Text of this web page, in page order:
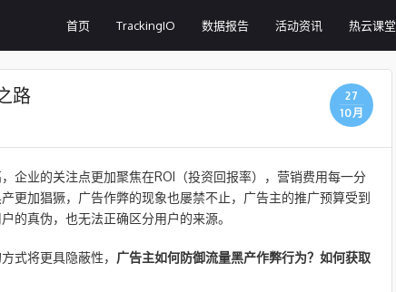
首页 TrackingIO 数据报告 活动资讯 热云课堂
路
27
10月
企业的关注点更加聚焦在ROI（投资回报率），营销费用每一分
更加猖獗，广告作弊的现象也屡禁不止，广告主的推广预算受到
的真伪，也无法正确区分用户的来源。
式将更具隐蔽性， 广告主如何防御流量黑产作弊行为？如何获取